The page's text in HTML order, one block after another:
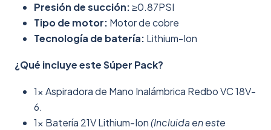
Presión de succión:≥0.87PSI
Tipo de motor: Motor de cobre
Tecnología de batería: Lithium-Ion
¿Qué incluye este Súper Pack?
1x Aspiradora de Mano Inalámbrica Redbo VC 18V-
6.
1x Batería 21V Lithium-Ion(Incluida en este